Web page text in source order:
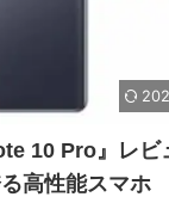
10 Pro』レビ
高性能スマホ